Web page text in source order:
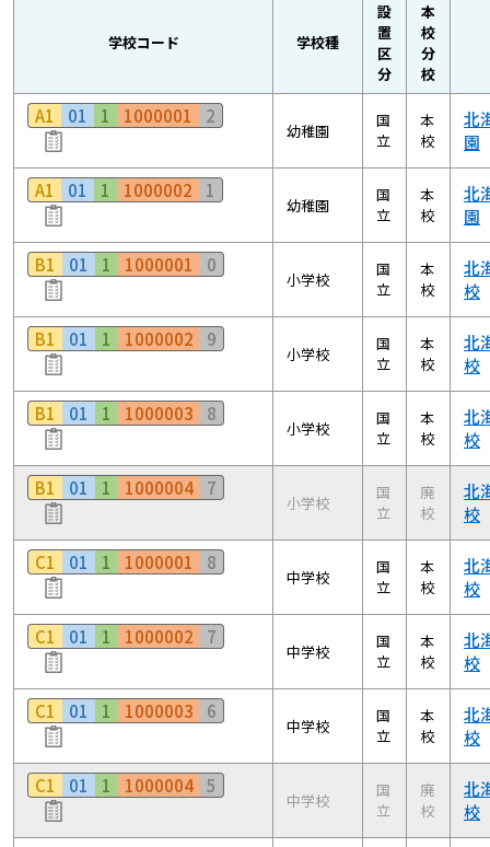
学校コード 学校種
設
置
区
分
本
校
分
校
A1 01 1 1000001 2
幼稚園
国
立
本
校
北
園
A1 01 1 1000002 1
幼稚園
国
立
本
校
北
園
B1 01 1 1000001 0
小学校
国
立
本
校
北
校
B1 01 1 1000002 9
小学校
国
立
本
校
北
校
B1 01 1 1000003 8
小学校
国
立
本
校
北
校
B1 01 1 1000004 7
小学校
国
立
廃
校
北
校
C1 01 1 1000001 8
中学校
国
立
本
校
北
校
C1 01 1 1000002 7
中学校
国
立
本
校
北
校
C1 01 1 1000003 6
中学校
国
立
本
校
北
校
C1 01 1 1000004 5
中学校
国
立
廃
校
北
校